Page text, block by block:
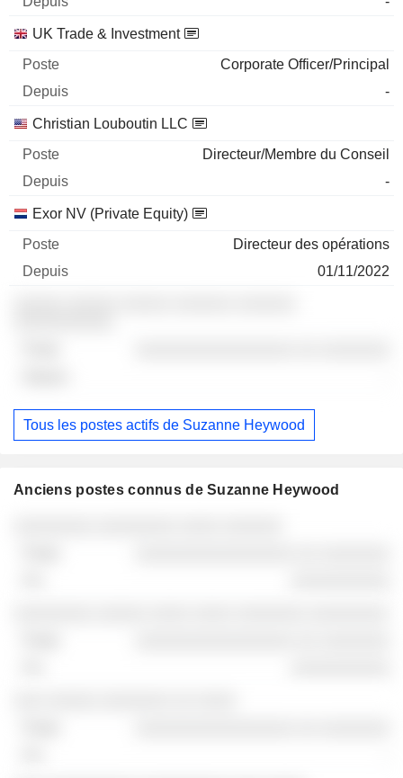
UK Trade & Investment
Corporate Officer/Principal
-
Christian Louboutin LLC
Directeur/Membre du Conseil
-
Exor NV (Private Equity)
Directeur des opérations
01/11/2022
Tous les postes actifs de Suzanne Heywood
Anciens postes connus de Suzanne Heywood